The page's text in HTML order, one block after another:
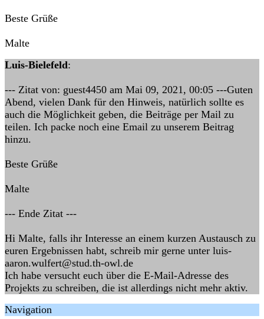
Beste Grüße
Malte
Luis-Bielefeld:
--- Zitat von: guest4450 am Mai 09, 2021, 00:05 ---Guten
Abend, vielen Dank für den Hinweis, natürlich sollte es
auch die Möglichkeit geben, die Beiträge per Mail zu
teilen. Ich packe noch eine Email zu unserem Beitrag
hinzu.
Beste Grüße
Malte
--- Ende Zitat ---
Hi Malte, falls ihr Interesse an einem kurzen Austausch zu
euren Ergebnissen habt, schreib mir gerne unter luis-
aaron.wulfert@stud.th-owl.de
Ich habe versucht euch über die E-Mail-Adresse des
Projekts zu schreiben, die ist allerdings nicht mehr aktiv.
Navigation